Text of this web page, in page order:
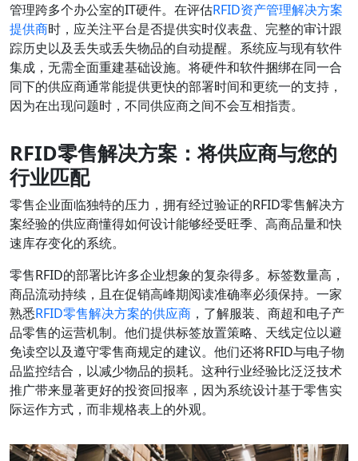
管理跨多个办公室的IT硬件。在评估RFID资产管理解决方案
提供商时，应关注平台是否提供实时仪表盘、完整的审计跟
踪历史以及丢失或丢失物品的自动提醒。系统应与现有软件
集成，无需全面重建基础设施。将硬件和软件捆绑在同一合
同下的供应商通常能提供更快的部署时间和更统一的支持，
因为在出现问题时，不同供应商之间不会互相指责。
RFID零售解决方案：将供应商与您的
行业匹配
零售企业面临独特的压力，拥有经过验证的RFID零售解决方
案经验的供应商懂得如何设计能够经受旺季、高商品量和快
速库存变化的系统。
零售RFID的部署比许多企业想象的复杂得多。标签数量高，
商品流动持续，且在促销高峰期阅读准确率必须保持。一家
熟悉RFID零售解决方案的供应商 ，了解服装、商超和电子产
品零售的运营机制。他们提供标签放置策略、天线定位以避
免读空以及遵守零售商规定的建议。他们还将RFID与电子物
品监控结合，以减少物品的损耗。这种行业经验比泛泛技术
推广带来显著更好的投资回报率，因为系统设计基于零售实
际运作方式，而非规格表上的外观。